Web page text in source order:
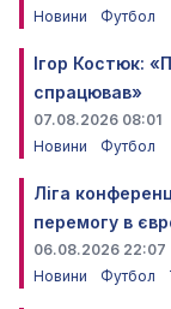
Новини
Футбол
Ігор Костюк:
спрацював»
07.08.2026 08:01
Новини
Футбол
Ліга
перемогу в
06.08.2026 22:07
Новини
Футбол